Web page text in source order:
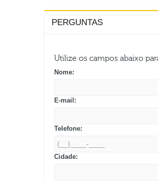
PERGUNTAS
Utilize os campos abaixo
Nome:
E-mail:
Telefone:
Cidade: